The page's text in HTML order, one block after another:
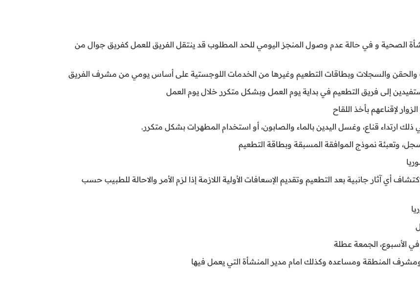
الصحية و في حالة عدم وصول المنجز اليومي للحد المطلوب قد ينتقل الفريق للعمل كفريق جوال من
والحقن والسجلات وبطاقات التطعيم وغيرها من الخدمات اللوجستية على أساس يومي من مشرف الفريق
إلى فريق التطعيم في بداية يوم العمل وبشكل متكرر خلال يوم العمل
لإقناعهم بأخذ اللقاح
وتعبئة نموذج الموافقة المسبقة وبطاقة التطعيم
إعطاء الجرعة لاكتشاف أي آثار جانبية بعد التطعيم وتقديم الإسعافات الأولية اللازمة إذا لزم الأمر والاحالة للطبيب حسب
المنطقة ومساعده وكذلك امام مدير المنشأة التي يعمل فيها